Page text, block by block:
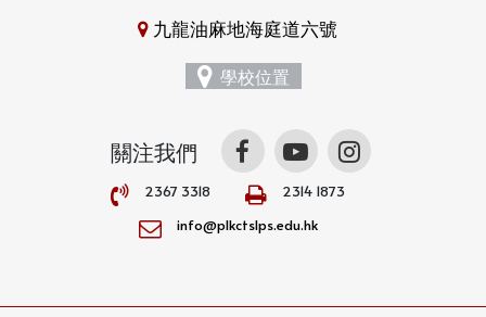
九龍油麻地海庭道六號
學校位置
關注我們
2367 3318
2314 1873
info@plkctslps.edu.hk